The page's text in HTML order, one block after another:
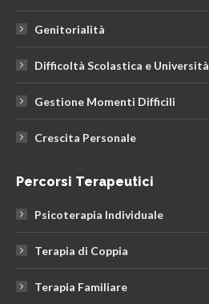
Genitorialità
Difficoltà Scolastica e Università
Gestione Momenti Difficili
Crescita Personale
Percorsi Terapeutici
Psicoterapia Individuale
Terapia di Coppia
Terapia Familiare